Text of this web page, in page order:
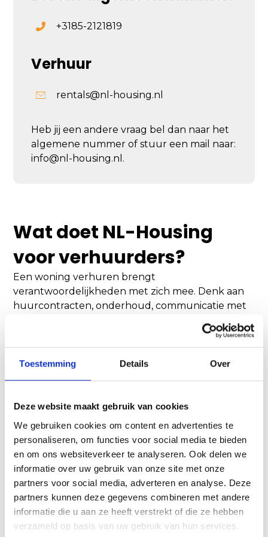
Toestemming Details Over
Deze website maakt gebruik van cookies
We gebruiken cookies om content en advertenties te
personaliseren, om functies voor social media te bieden
en om ons websiteverkeer te analyseren. Ook delen we
informatie over uw gebruik van onze site met onze
partners voor social media, adverteren en analyse. Deze
partners kunnen deze gegevens combineren met andere
informatie die u aan ze heeft verstrekt of die ze hebben
verzameld op basis van uw gebruik van hun services.
+3185-2121819
Verhuur
rentals@nl-housing.nl
Heb jij een andere vraag bel dan naar het
algemene nummer of stuur een mail naar:
info@nl-housing.nl.
Wat doet NL-Housing
voor verhuurders?
Een woning verhuren brengt
verantwoordelijkheden met zich mee. Denk aan
huurcontracten, onderhoud, communicatie met
huurders en juridische verplichtingen. Veel
verhuurders vinden het prettig om deze zaken
uit te besteden.
NL-Housing ondersteunt onder andere bij:
Het opstellen van huurcontracten
Screening van huurders
Contact met bewoners
Coördinatie van onderhoud
Juridische begeleiding
Controle op huurbetalingen